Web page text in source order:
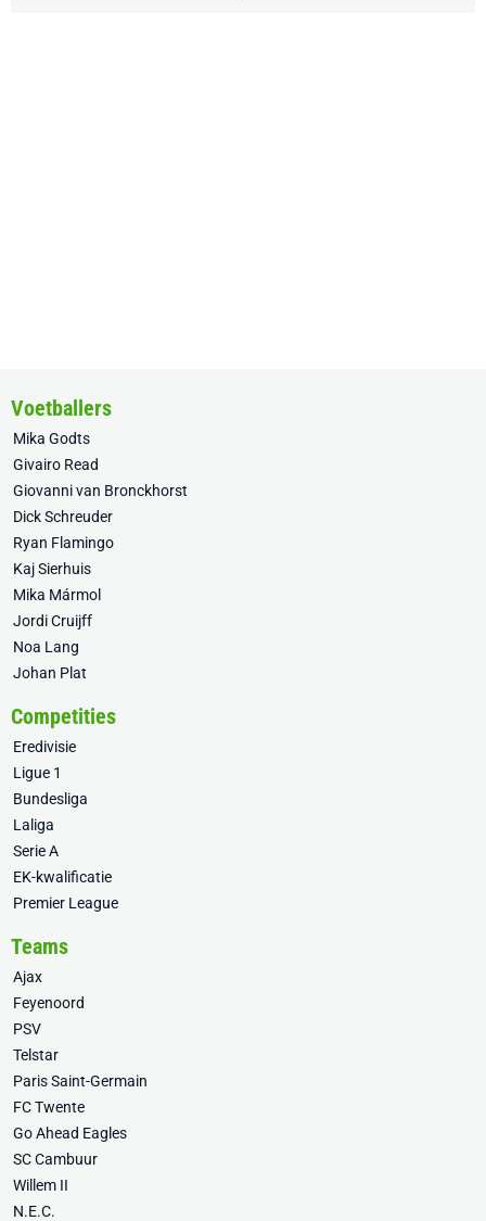
Voetballers
Mika Godts
Givairo Read
Giovanni van Bronckhorst
Dick Schreuder
Ryan Flamingo
Kaj Sierhuis
Mika Mármol
Jordi Cruijff
Noa Lang
Johan Plat
Competities
Eredivisie
Ligue 1
Bundesliga
Laliga
Serie A
EK-kwalificatie
Premier League
Teams
Ajax
Feyenoord
PSV
Telstar
Paris Saint-Germain
FC Twente
Go Ahead Eagles
SC Cambuur
Willem II
N.E.C.